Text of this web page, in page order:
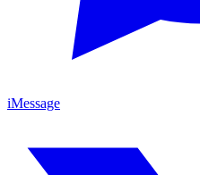
iMessage